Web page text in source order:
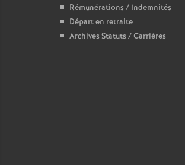
Rémunérations / Indemnités
Départ en retraite
Archives Statuts / Carrières